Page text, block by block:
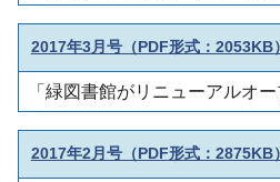
2017年3月号（PDF形式：2053KB）
「緑図書館がリニューアルオー
2017年2月号（PDF形式：2875KB）